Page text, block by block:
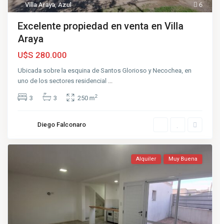
6
Villa Araya,Azul
Excelente propiedad en venta en Villa
Araya
U$S 280.000
Ubicada sobre la esquina de Santos Glorioso y Necochea, en
uno de los sectores residencial
3 3 250 m2
Diego Falconaro
Alquiler Muy Buena